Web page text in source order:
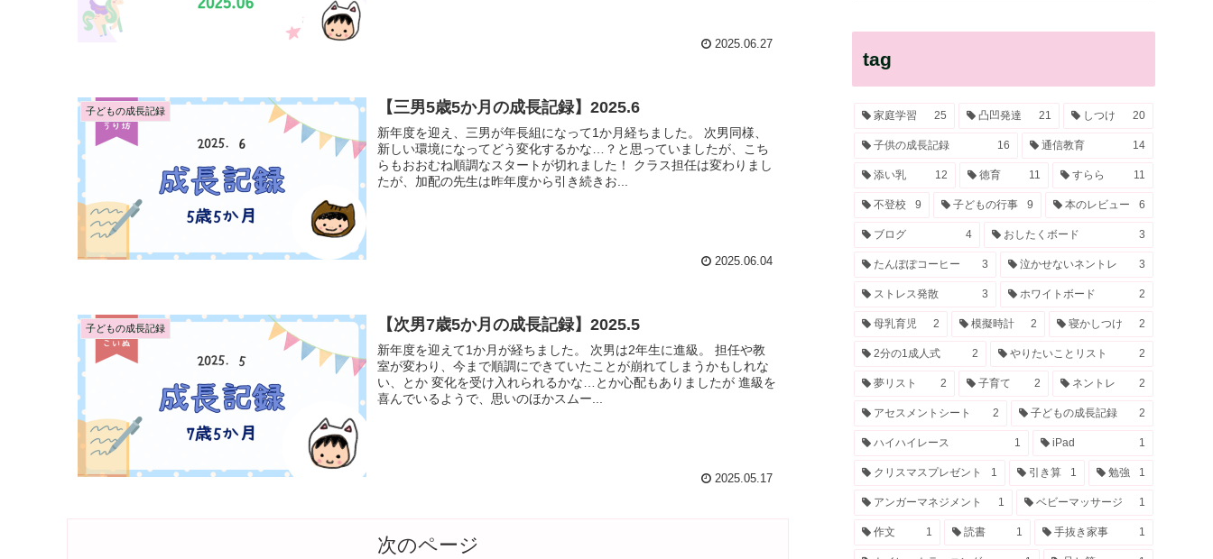
2025.06.27
子どもの成長記録 【三男5歳5か月の成長記録】2025.6
新年度を迎え、三男が年長組になって1か月経ちました。 次男同様、
新しい環境になってどう変化するかな…？と思っていましたが、こち
らもおおむね順調なスタートが切れました！ クラス担任は変わりまし
たが、加配の先生は昨年度から引き続きお...
2025.06.04
子どもの成長記録 【次男7歳5か月の成長記録】2025.5
新年度を迎えて1か月が経ちました。 次男は2年生に進級。 担任や教
室が変わり、今まで順調にできていたことが崩れてしまうかもしれな
い、とか 変化を受け入れられるかな…とか心配もありましたが 進級を
喜んでいるようで、思いのほかスムー...
2025.05.17
次のページ
tag
家庭学習 25 凸凹発達 21 しつけ 20
子供の成長記録 16 通信教育 14
添い乳 12 徳育 11 すらら 11
不登校 9 子どもの行事 9 本のレビュー 6
ブログ 4 おしたくボード 3
たんぽぽコーヒー 3 泣かせないネントレ 3
ストレス発散 3 ホワイトボード 2
母乳育児 2 模擬時計 2 寝かしつけ 2
2分の1成人式 2 やりたいことリスト 2
夢リスト 2 子育て 2 ネントレ 2
アセスメントシート 2 子どもの成長記録 2
ハイハイレース 1 iPad 1
クリスマスプレゼント 1 引き算 1 勉強 1
アンガーマネジメント 1 ベビーマッサージ 1
作文 1 読書 1 手抜き家事 1